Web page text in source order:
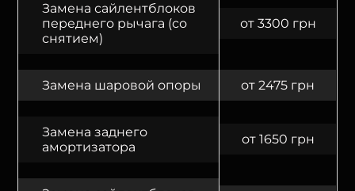
Замена сайлентблоков
переднего рычага (со
снятием)
от 3300 грн
Замена шаровой опоры от 2475 грн
Замена заднего
амортизатора
от 1650 грн